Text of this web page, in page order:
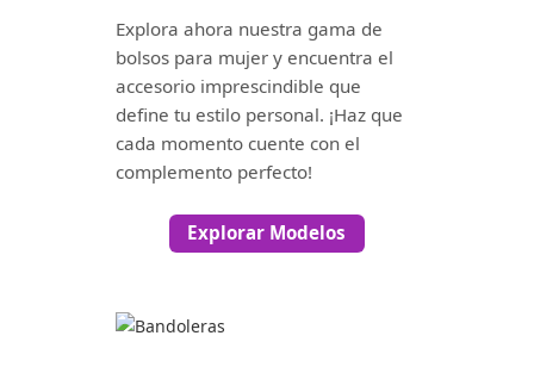
Explora ahora nuestra gama de
bolsos para mujer y encuentra el
accesorio imprescindible que
define tu estilo personal. ¡Haz que
cada momento cuente con el
complemento perfecto!
Explorar Modelos